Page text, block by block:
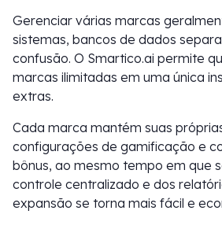
Gerenciar várias marcas
sistemas, bancos de dados
confusão. O Smartico.ai permite
marcas ilimitadas em uma única
extras.
Cada marca mantém suas
configurações de gamificação e
bônus, ao mesmo tempo em que
controle centralizado e dos
expansão se torna mais fácil e